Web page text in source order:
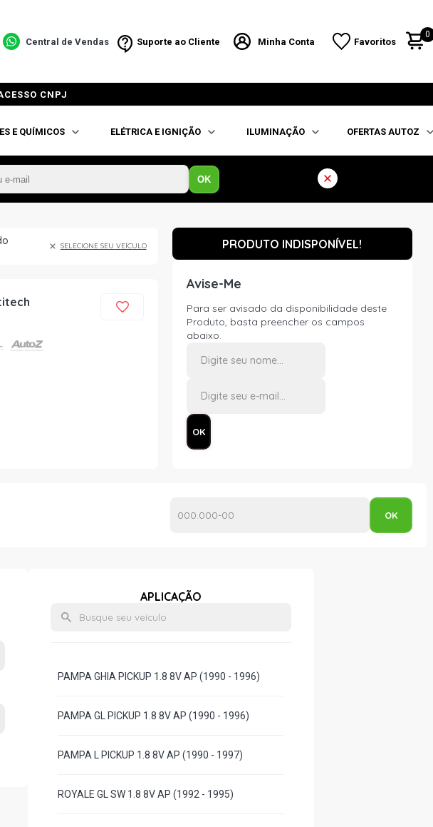
Central de Vendas Suporte ao Cliente Minha Conta Favoritos
0
CNPJ
E QUÍMICOS ELÉTRICA E IGNIÇÃO ILUMINAÇÃO OFERTAS AUTOZ
OK
SELECIONE SEU VEÍCULO PRODUTO INDISPONÍVEL!
Avise-Me
Para ser avisado da disponibilidade deste
Produto, basta preencher os campos
abaixo.
APLICAÇÃO
PAMPA GHIA PICKUP 1.8 8V AP (1990 - 1996)
PAMPA GL PICKUP 1.8 8V AP (1990 - 1996)
PAMPA L PICKUP 1.8 8V AP (1990 - 1997)
ROYALE GL SW 1.8 8V AP (1992 - 1995)